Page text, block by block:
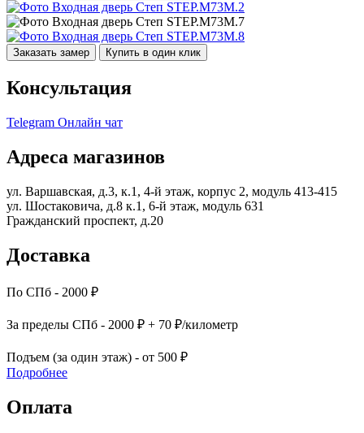
Заказать замер Купить в один клик
Консультация
Telegram Онлайн чат
Адреса магазинов
ул. Варшавская, д.3, к.1, 4-й этаж, корпус 2, модуль 413-415
ул. Шостаковича, д.8 к.1, 6-й этаж, модуль 631
Гражданский проспект, д.20
Доставка
По СПб - 2000 ₽
За пределы СПб - 2000 ₽ + 70 ₽/километр
Подъем (за один этаж) - от 500 ₽
Подробнее
Оплата